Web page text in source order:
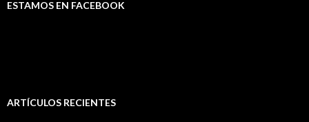
ESTAMOS EN FACEBOOK
ARTÍCULOS RECIENTES